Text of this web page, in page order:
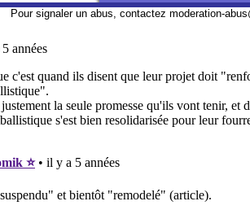
Pour signaler un abus, contactez moderation-